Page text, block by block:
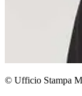
© Ufficio Stampa